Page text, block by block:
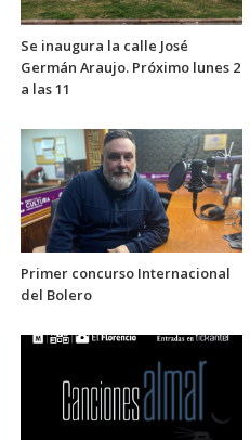
Se inaugura la calle José
Germán Araujo. Próximo lunes 2
a las 11
Primer concurso Internacional
del Bolero